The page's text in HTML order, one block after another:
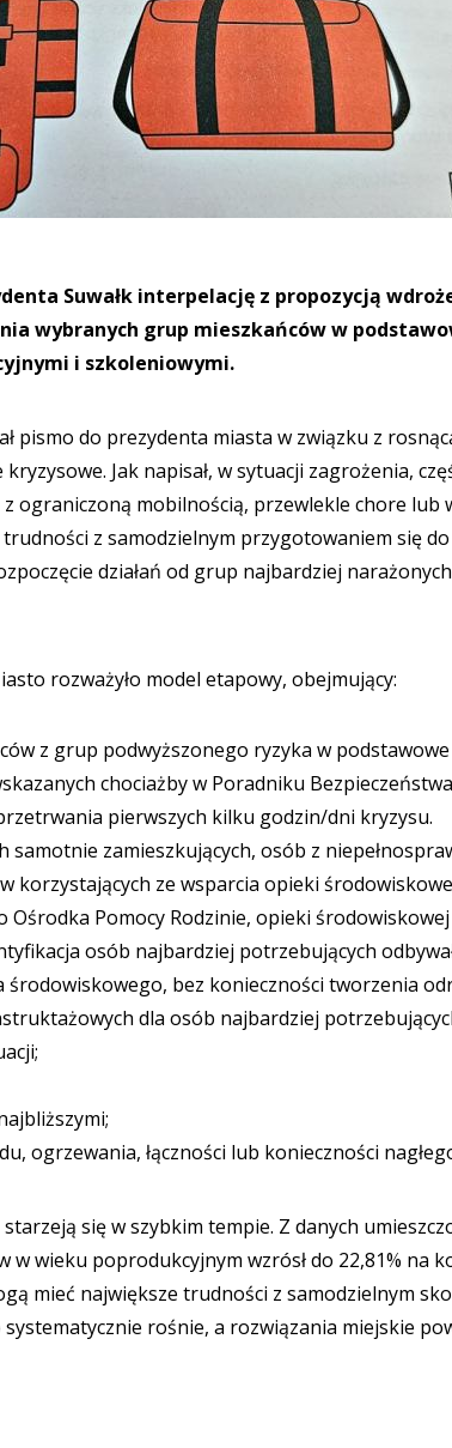
Suwałk interpelację z propozycją
wybranych grup mieszkańców w
i szkoleniowymi.
pismo do prezydenta miasta w związku z
Jak napisał, w sytuacji zagrożenia,
ograniczoną mobilnością, przewlekle chore lub
z samodzielnym przygotowaniem się
działań od grup najbardziej
rozważyło model etapowy, obejmujący:
z grup podwyższonego ryzyka w
chociażby w Poradniku
pierwszych kilku godzin/dni kryzysu.
zamieszkujących, osób z
korzystających ze wsparcia opieki
Ośrodka Pomocy Rodzinie, opieki
osób najbardziej potrzebujących
bez konieczności tworzenia
dla osób najbardziej
ogrzewania, łączności lub konieczności
starzeją się w szybkim tempie. Z danych
w wieku poprodukcyjnym wzrósł do 22,81% na
mieć największe trudności z samodzielnym
rośnie, a rozwiązania miejskie